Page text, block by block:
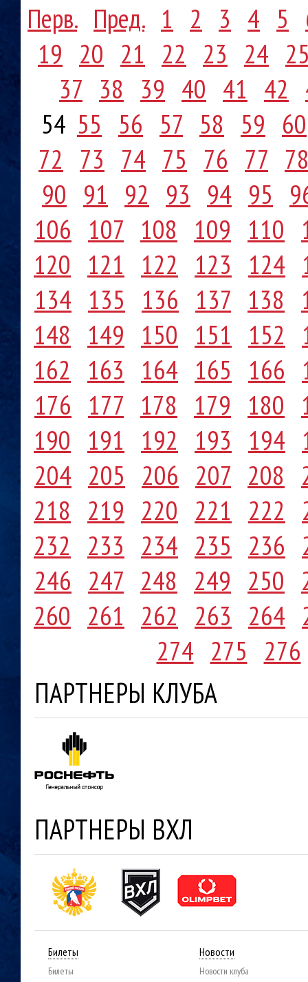
Перв. Пред. 1 2 3 4 5
19 20 21 22 23 24
37 38 39 40 41 42
54 55 56 57 58 59 60
72 73 74 75 76 77
90 91 92 93 94 95
106 107 108 109 110
120 121 122 123 124
134 135 136 137 138
148 149 150 151 152
162 163 164 165 166
176 177 178 179 180
190 191 192 193 194
204 205 206 207 208
218 219 220 221 222
232 233 234 235 236
246 247 248 249 250
260 261 262 263 264
274 275 276
ПАРТНЕРЫ КЛУБА
ПАРТНЕРЫ ВХЛ
Билеты
Билеты
Новости
Новости клуба